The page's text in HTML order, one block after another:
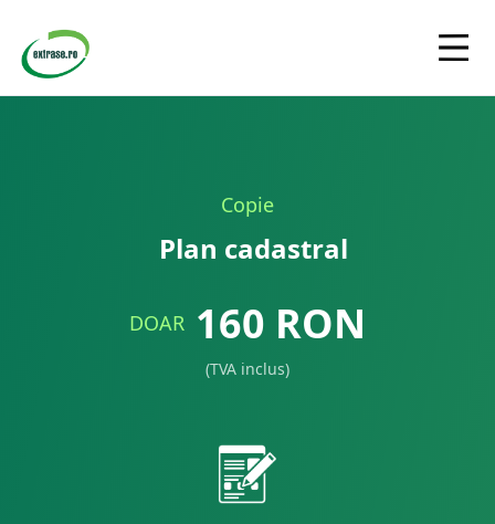
Copie
Plan cadastral
DOAR 160 RON
(TVA inclus)